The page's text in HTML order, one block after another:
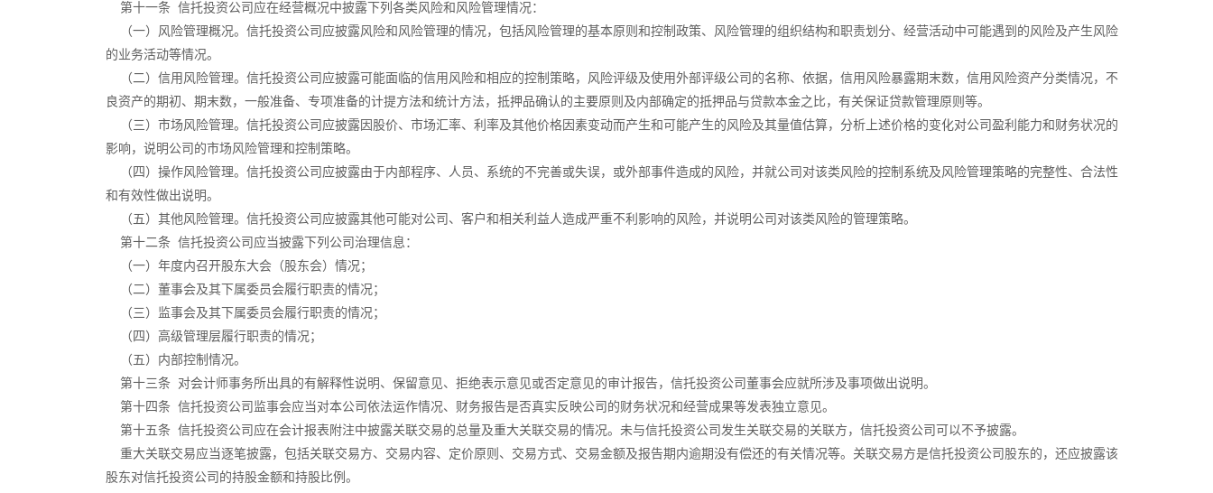
第十一条 信托投资公司应在经营概况中披露下列各类风险和风险管理情况：
（一）风险管理概况。信托投资公司应披露风险和风险管理的情况，包括风险管理的基本原则和控制政策、风险管理的组织结构和职责划分、经营活动中可能遇到的风险及产生风险
的业务活动等情况。
（二）信用风险管理。信托投资公司应披露可能面临的信用风险和相应的控制策略，风险评级及使用外部评级公司的名称、依据，信用风险暴露期末数，信用风险资产分类情况，不
良资产的期初、期末数，一般准备、专项准备的计提方法和统计方法，抵押品确认的主要原则及内部确定的抵押品与贷款本金之比，有关保证贷款管理原则等。
（三）市场风险管理。信托投资公司应披露因股价、市场汇率、利率及其他价格因素变动而产生和可能产生的风险及其量值估算，分析上述价格的变化对公司盈利能力和财务状况的
影响，说明公司的市场风险管理和控制策略。
（四）操作风险管理。信托投资公司应披露由于内部程序、人员、系统的不完善或失误，或外部事件造成的风险，并就公司对该类风险的控制系统及风险管理策略的完整性、合法性
和有效性做出说明。
（五）其他风险管理。信托投资公司应披露其他可能对公司、客户和相关利益人造成严重不利影响的风险，并说明公司对该类风险的管理策略。
第十二条 信托投资公司应当披露下列公司治理信息：
（一）年度内召开股东大会（股东会）情况；
（二）董事会及其下属委员会履行职责的情况；
（三）监事会及其下属委员会履行职责的情况；
（四）高级管理层履行职责的情况；
（五）内部控制情况。
第十三条 对会计师事务所出具的有解释性说明、保留意见、拒绝表示意见或否定意见的审计报告，信托投资公司董事会应就所涉及事项做出说明。
第十四条 信托投资公司监事会应当对本公司依法运作情况、财务报告是否真实反映公司的财务状况和经营成果等发表独立意见。
第十五条 信托投资公司应在会计报表附注中披露关联交易的总量及重大关联交易的情况。未与信托投资公司发生关联交易的关联方，信托投资公司可以不予披露。
重大关联交易应当逐笔披露，包括关联交易方、交易内容、定价原则、交易方式、交易金额及报告期内逾期没有偿还的有关情况等。关联交易方是信托投资公司股东的，还应披露该
股东对信托投资公司的持股金额和持股比例。